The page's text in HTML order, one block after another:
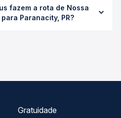
na data desejada.
PR custa em média R$ 21,95 e
a empresa, o tipo de
fazem a rota de Nossa
Paranacity, PR?
Gratuidade